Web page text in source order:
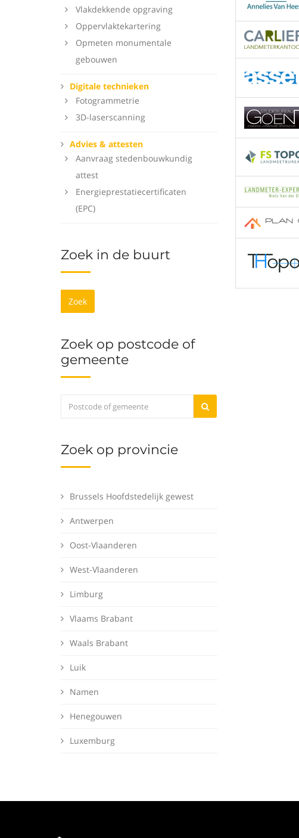
Vlakdekkende opgraving
Oppervlaktekartering
Opmeten monumentale
gebouwen
Digitale technieken
Fotogrammetrie
3D-laserscanning
Advies & attesten
Aanvraag stedenbouwkundig
attest
Energieprestatiecertificaten
(EPC)
Zoek in de buurt
Zoek
Zoek op postcode of
gemeente
Zoek op provincie
Brussels Hoofdstedelijk gewest
Antwerpen
Oost-Vlaanderen
West-Vlaanderen
Limburg
Vlaams Brabant
Waals Brabant
Luik
Namen
Henegouwen
Luxemburg